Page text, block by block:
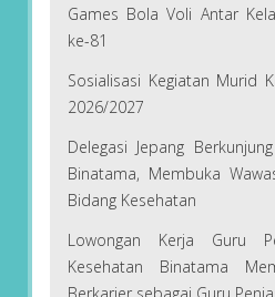
Games Bola Voli Antar
ke-81
Sosialisasi Kegiatan Murid
2026/2027
Delegasi Jepang
Binatama, Membuka
Bidang Kesehatan
Lowongan Kerja Guru
Kesehatan Binatama
Berkarier sebagai Guru